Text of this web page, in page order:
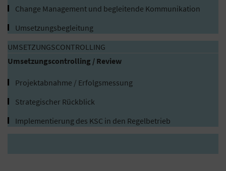
Change Management und begleitende Kommunikation
Umsetzungsbegleitung
UMSETZUNGSCONTROLLING
Umsetzungscontrolling / Review
Projektabnahme / Erfolgsmessung
Strategischer Rückblick
Implementierung des KSC in den Regelbetrieb